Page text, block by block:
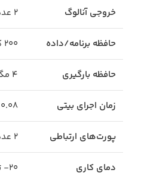
خروجی آنالوگ ۲ عدد (۰ تا ۲۰ میلی‌آمپر)
حافظه برنامه/داده ۲۰۰ کیلوبایت
حافظه بارگیری ۴ مگابایت
زمان اجرای بیتی ۰.۰۸ میکروثانیه
پورت‌های ارتباطی ۲ عدد PROFINET (Ethernet)
دمای کاری ۲۰- تا ۶۰+ درجه سانتی‌گراد